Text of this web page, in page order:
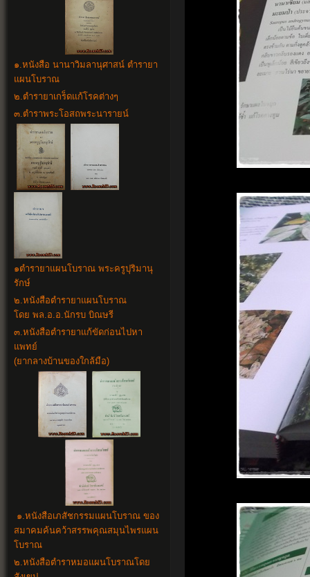
๑.หนังสือ นานาวิมลานุศาสน์ ตำรายา
แผนโบราณ
๒.ตำรายาเกร็ดแก้โรคต่างๆ
๓.ตำราพระโอสถพระนารายน์
๑ตำรายาแผนโบราณ พระครูปุริมานุ
รักษ์
๒.หนังสือตำรายาแผนโบราณ
โดย พล.อ.อ.นักรบ บิณษรี
๓.หนังสือตำรายาแก้ขัดก่อนไปหา
แพทย์
(ยากลางบ้านของใกล้มือ)
๑.หนังสือเภสัชกรรมแผนโบราณ ของ
สมาคมค้นคว้าสรรพคุณสมุนไพรแผน
โบราณ
๒.หนังสือตำราหมอแผนโบราณโดย